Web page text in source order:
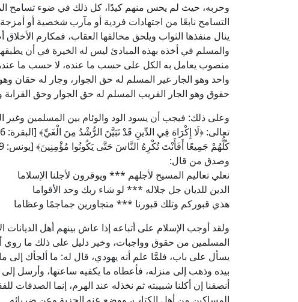
وحربه، حيث لم يحس منهم كيدًا، كل ذلك في ضوء تسامح
التسامح نابعًا من اجتهادات فردية أو مآرب شخصية أو
ينال منفذها الثواب ويلحق مخالفها العقاب، فمكارم
والمسلم في أخذه بهذه المبادئ ليس له الخيرة في أن
منصوب يعامل به الكل على حسب ما عنده، لا حسب ما
واحد وهو الجار غير المسلم له حق الجوار، وجار له حقان
حقوق وهو الجار القريب المسلم له حق الجوار وحق القرابة
وعلى ذلك: فيجب أن يسود الود والوئام بين المسلمين وغير
كُلُّهُمْ جَمِيعًا أَفَأَنْتَ تُكْرِهُ النَّاسَ حَتَّى يَكُونُوا مُؤْمِنِينَ﴾ [يونس: 99]، وقوله تعالى: ﴿لَكُمْ دِينُكُمْ وَلِيَ دِينِ﴾ [الكافرون: 6].
وصدق من قال:
نعلي تعاليم المسيح لأجلهم *** ويوقرون لأجلنا الإسلاما
الدين للديان جل جلاله *** لو شاء ربك وحد الأقواما
هذي قبوركم وتلك قبورنا *** متجاورين جماجمًا وعظاما
ولقد أوجب الإسلام على أتباعه إذا عاش بينهم أهل
المسلمين من حقوق وواجبات، وخير دليل على ذلك ما روي
يسأل على باب، فلمَّا علم أنه يهودي، قال له: ما ألجأك إلى
بيده وذهب إلى منزله، فأعطاه ما يكفيه ساعتها، وأرسل
أنصفنا إن أكلنا شبيبته ثم نخذله عند الهرم، إنما الصدقات